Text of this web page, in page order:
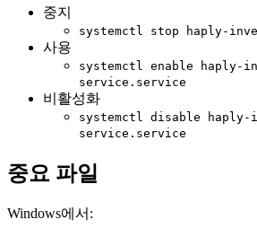
중지
systemctl stop haply-
사용
systemctl enable haply-
service.service
비활성화
systemctl disable haply-
service.service
중요 파일
Windows에서: